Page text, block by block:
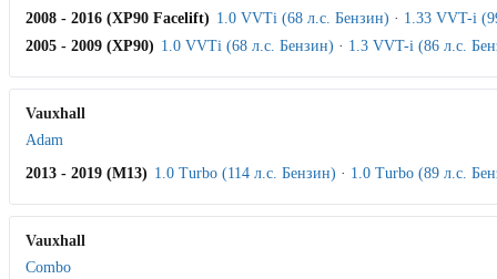
2008 - 2016 (XP90 Facelift) 1.0 VVTi (68 л.с. Бензин) · 1.33 VVT-i
2005 - 2009 (XP90) 1.0 VVTi (68 л.с. Бензин) · 1.3 VVT-i (86 л.с.
Vauxhall
Adam
2013 - 2019 (M13) 1.0 Turbo (114 л.с. Бензин) · 1.0 Turbo (89 л.с.
Vauxhall
Combo